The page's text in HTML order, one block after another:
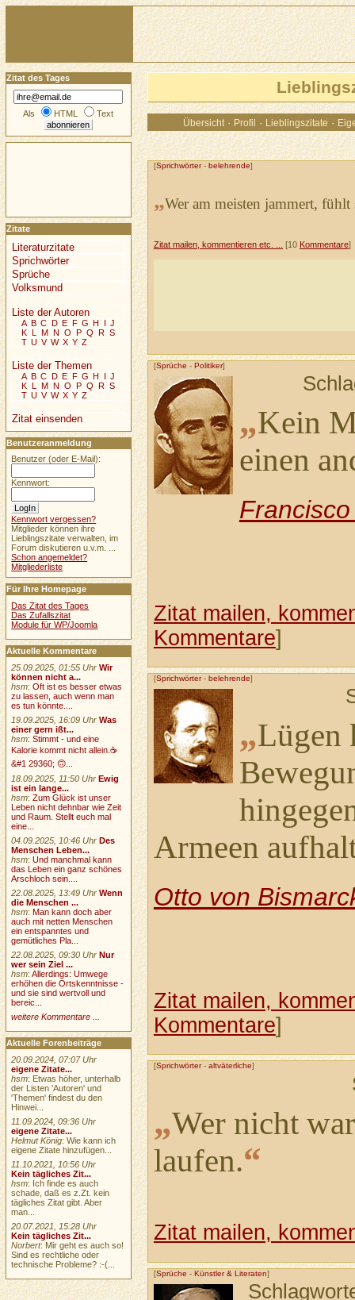
Übersicht · Profil · Lieblingszitate ·
[Sprichwörter- belehrende]
„Wer am meisten jammert,
Zitat mailen, kommentieren etc. ... [10 Kommentare]
[Sprüche - Politiker]
„Kein
einen
Zitat mailen,
Kommentare]
[Sprichwörter- belehrende]
„Lügen
Armeen
Otto von
Zitat mailen,
Kommentare]
[Sprichwörter- altväterliche]
„Wer nicht
laufen.“
Zitat mailen,
[Sprüche - Künstler & Literaten]
Zitat des Tages
Als HTML Text
Zitate
Literaturzitate
Sprichwörter
Sprüche
Volksmund
Liste der Autoren
A B C D E F G H I J
K L M N O P Q R S
T U V W X Y Z
Liste der Themen
A B C D E F G H I J
K L M N O P Q R S
T U V W X Y Z
Zitat einsenden
Benutzeranmeldung
Benutzer (oder E-Mail):
Kennwort:
Kennwort vergessen?
Mitglieder können ihre
Lieblingszitate verwalten, im
Forum diskutieren u.v.m. ...
Schon angemeldet?
Mitgliederliste
Für Ihre Homepage
Das Zitat des Tages
Das Zufallszitat
Module für WP/Joomla
Aktuelle Kommentare
25.09.2025, 01:55 Uhr Wir
können nicht a...
hsm:Oft ist es besser etwas
zu lassen, auch wenn man
es tun könnte....
19.09.2025, 16:09 Uhr Was
einer gern ißt...
hsm:Stimmt - und eine
Kalorie kommt nicht allein.☕
&#1 29360; 🙃...
18.09.2025, 11:50 Uhr Ewig
ist ein lange...
hsm:Zum Glück ist unser
Leben nicht dehnbar wie Zeit
und Raum. Stellt euch mal
eine...
04.09.2025, 10:46 Uhr Des
Menschen Leben...
hsm:Und manchmal kann
das Leben ein ganz schönes
Arschloch sein....
22.08.2025, 13:49 Uhr Wenn
die Menschen ...
hsm:Man kann doch aber
auch mit netten Menschen
ein entspanntes und
gemütliches Pla...
22.08.2025, 09:30 Uhr Nur
wer sein Ziel ...
hsm:Allerdings: Umwege
erhöhen die Ortskenntnisse -
und sie sind wertvoll und
bereic...
weitere Kommentare ...
Aktuelle Forenbeiträge
20.09.2024, 07:07 Uhr
eigene Zitate...
hsm: Etwas höher, unterhalb
der Listen 'Autoren' und
'Themen' findest du den
Hinwei...
11.09.2024, 09:36 Uhr
eigene Zitate...
Helmut König: Wie kann ich
eigene Zitate hinzufügen...
11.10.2021, 10:56 Uhr
Kein tägliches Zit...
hsm: Ich finde es auch
schade, daß es z.Zt. kein
tägliches Zitat gibt. Aber
man...
20.07.2021, 15:28 Uhr
Kein tägliches Zit...
Norbert: Mir geht es auch so!
Sind es rechtliche oder
technische Probleme? :-(...